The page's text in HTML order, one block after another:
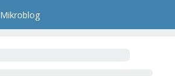
Mikroblog